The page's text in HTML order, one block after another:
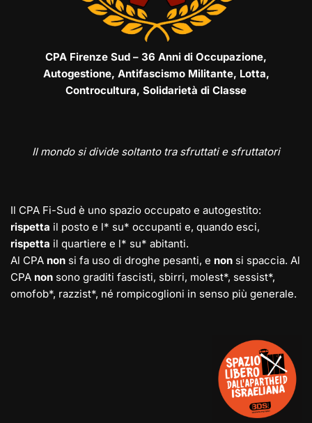
CPA Firenze Sud – 36 Anni di Occupazione,
Autogestione, Antifascismo Militante, Lotta,
Controcultura, Solidarietà di Classe
Il mondo si divide soltanto tra sfruttati e sfruttatori
Il CPA Fi-Sud è uno spazio occupato e autogestito:
rispetta il posto e l* su* occupanti e, quando esci,
rispetta il quartiere e l* su* abitanti.
Al CPA non si fa uso di droghe pesanti, e non si spaccia. Al
CPA non sono graditi fascisti, sbirri, molest*, sessist*,
omofob*, razzist*, né rompicoglioni in senso più generale.